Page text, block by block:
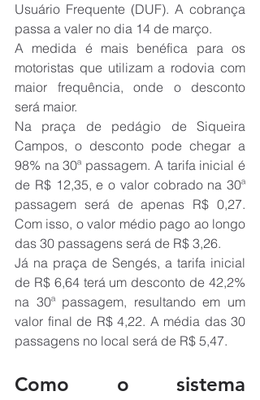
Usuário Frequente (DUF). A cobrança
passa a valer no dia 14 de março.
A medida é mais benéfica para os
motoristas que utilizam a rodovia com
maior frequência, onde o desconto
será maior.
Na praça de pedágio de Siqueira
Campos, o desconto pode chegar a
98% na 30ª passagem. A tarifa inicial é
de R$ 12,35, e o valor cobrado na 30ª
passagem será de apenas R$ 0,27.
Com isso, o valor médio pago ao longo
das 30 passagens será de R$ 3,26.
Já na praça de Sengés, a tarifa inicial
de R$ 6,64 terá um desconto de 42,2%
na 30ª passagem, resultando em um
valor final de R$ 4,22. A média das 30
passagens no local será de R$ 5,47.
Como o sistema